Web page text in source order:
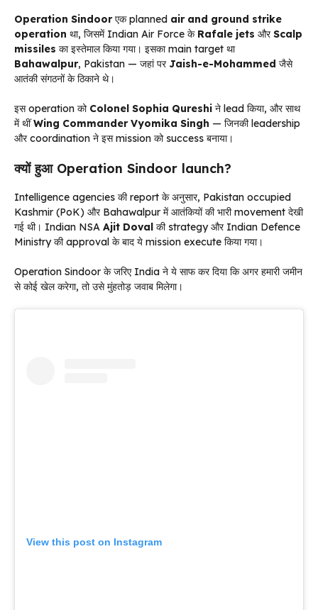
Operation Sindoorएक planned air and ground strike
operation था, जिसमें Indian Air Force के Rafale jets औरScalp
missiles का इस्तेमाल किया गया। इसका main target था
Bahawalpur, Pakistan — जहां पर Jaish-e-Mohammed जैसे
आतंकी संगठनों के ठिकाने थे।
इस operation को Colonel Sophia Qureshi ने lead किया, और साथ
में थींWing Commander Vyomika Singh — जिनकी leadership
और coordination ने इस mission को success बनाया।
क्यों हुआ Operation Sindoor launch?
Intelligence agencies की report के अनुसार, Pakistan occupied
Kashmir (PoK) और Bahawalpur में आतंकियों की भारी movement देखी
गई थी। Indian NSA Ajit Doval की strategy और Indian Defence
Ministry की approval के बाद ये mission execute किया गया।
Operation Sindoor के जरिए India ने ये साफ कर दिया कि अगर हमारी जमीन
से कोई खेल करेगा, तो उसे मुंहतोड़ जवाब मिलेगा।
View this post on Instagram